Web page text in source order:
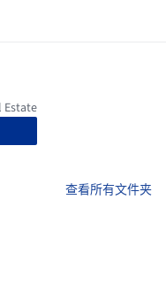
查看所有文件夹